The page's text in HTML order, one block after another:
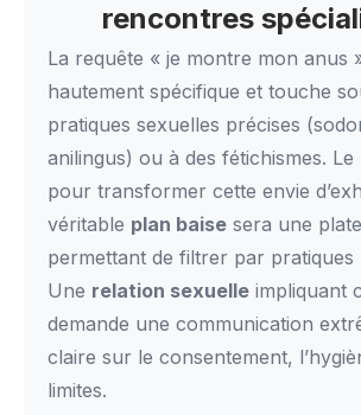
rencontres
La requête « je montre mon anus
hautement spécifique et touche
pratiques sexuelles précises
anilingus) ou à des fétichismes. Le
pour transformer cette envie
véritable plan baise sera une
permettant de filtrer par pratiques
Une relation sexuelle impliquant
demande une communication
claire sur le consentement,
limites.